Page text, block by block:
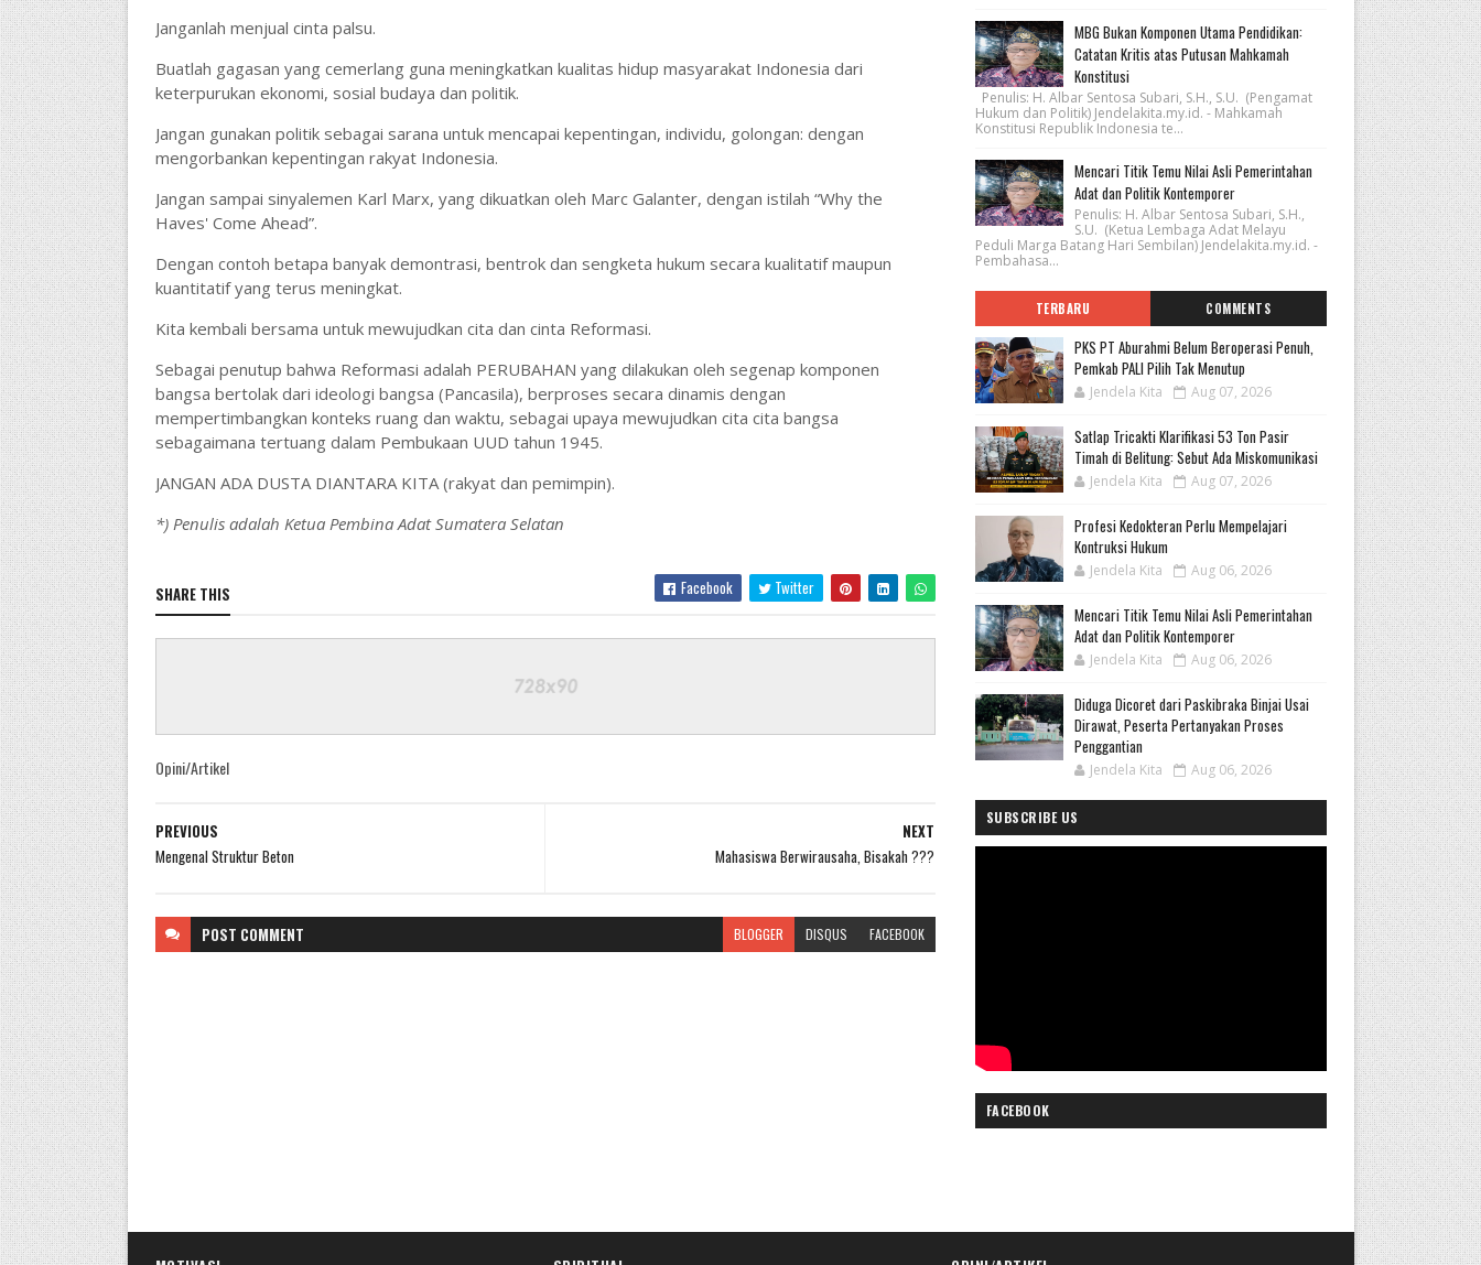
Janganlah menjual cinta palsu.
Buatlah gagasan yang cemerlang guna meningkatkan kualitas hidup masyarakat Indonesia dari
keterpurukan ekonomi, sosial budaya dan politik.
Jangan gunakan politik sebagai sarana untuk mencapai kepentingan, individu, golongan: dengan
mengorbankan kepentingan rakyat Indonesia.
Jangan sampai sinyalemen Karl Marx, yang dikuatkan oleh Marc Galanter, dengan istilah “Why the
Haves' Come Ahead”.
Dengan contoh betapa banyak demontrasi, bentrok dan sengketa hukum secara kualitatif maupun
kuantitatif yang terus meningkat.
Kita kembali bersama untuk mewujudkan cita dan cinta Reformasi.
Sebagai penutup bahwa Reformasi adalah PERUBAHAN yang dilakukan oleh segenap komponen
bangsa bertolak dari ideologi bangsa (Pancasila), berproses secara dinamis dengan
mempertimbangkan konteks ruang dan waktu, sebagai upaya mewujudkan cita cita bangsa
sebagaimana tertuang dalam Pembukaan UUD tahun 1945.
JANGAN ADA DUSTA DIANTARA KITA (rakyat dan pemimpin).
*) Penulis adalah Ketua Pembina Adat Sumatera Selatan
SHARE THIS Facebook Twitter
Opini/Artikel
NEXT
Mahasiswa Berwirausaha, Bisakah ???
PREVIOUS
Mengenal Struktur Beton
POST COMMENT BLOGGER DISQUS FACEBOOK
MBG Bukan Komponen Utama Pendidikan:
Catatan Kritis atas Putusan Mahkamah
Konstitusi
Penulis: H. Albar Sentosa Subari, S.H., S.U. (Pengamat
Hukum dan Politik) Jendelakita.my.id. - Mahkamah
Konstitusi Republik Indonesia te...
Mencari Titik Temu Nilai Asli Pemerintahan
Adat dan Politik Kontemporer
Penulis: H. Albar Sentosa Subari, S.H.,
S.U. (Ketua Lembaga Adat Melayu
Peduli Marga Batang Hari Sembilan) Jendelakita.my.id. -
Pembahasa...
TERBARU COMMENTS
PKS PT Aburahmi Belum Beroperasi Penuh,
Pemkab PALI Pilih Tak Menutup
Jendela Kita Aug 07, 2026
Satlap Tricakti Klarifikasi 53 Ton Pasir
Timah di Belitung: Sebut Ada Miskomunikasi
Jendela Kita Aug 07, 2026
Profesi Kedokteran Perlu Mempelajari
Kontruksi Hukum
Jendela Kita Aug 06, 2026
Mencari Titik Temu Nilai Asli Pemerintahan
Adat dan Politik Kontemporer
Jendela Kita Aug 06, 2026
Diduga Dicoret dari Paskibraka Binjai Usai
Dirawat, Peserta Pertanyakan Proses
Penggantian
Jendela Kita Aug 06, 2026
SUBSCRIBE US
FACEBOOK